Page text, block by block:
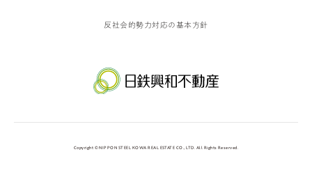
反社会的勢力対応の基本方針
Copyright © NIPPON STEEL KOWA REAL ESTATE CO., LTD. All Rights Reserved.